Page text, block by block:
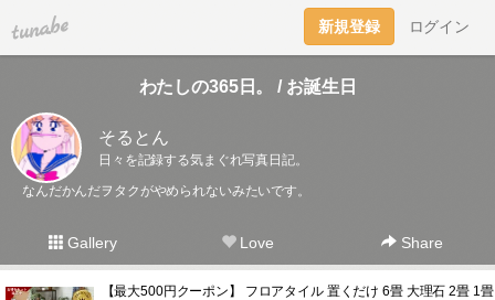
tuna.be 新規登録 ログイン
わたしの365日。 / お誕生日
そるとん
日々を記録する気まぐれ写真日記。
なんだかんだヲタクがやめられないみたいです。
Gallery Love Share
【最大500円クーポン】 フロアタイル 置くだけ 6畳 大理石 2畳 1畳